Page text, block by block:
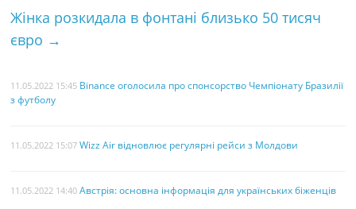
t
Жінка розкидала в фонтані близько 50 тисяч
євро →
11.05.2022 15:45 Binance оголосила про спонсорство Чемпіонату Бразилії
з футболу
11.05.2022 15:07 Wizz Air відновлює регулярні рейси з Молдови
11.05.2022 14:40 Австрія: основна інформація для українських біженців